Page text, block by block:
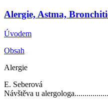
Alergie, Astma,
Úvodem
Obsah
Alergie
E. Seberová
Návštěva u